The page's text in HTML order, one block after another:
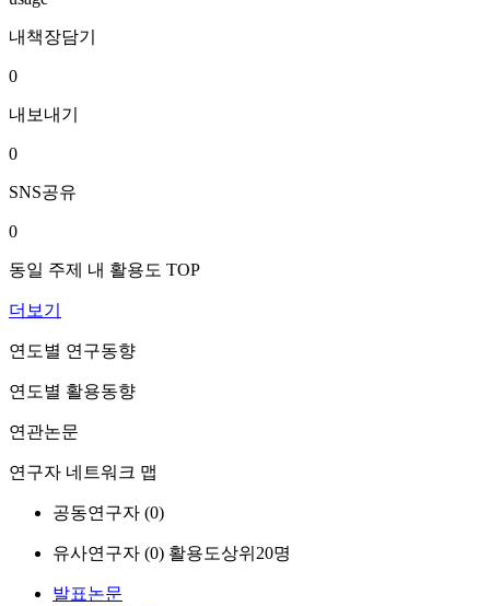
내책장담기
0
내보내기
0
SNS공유
0
동일 주제 내 활용도 TOP
더보기
연도별 연구동향
연도별 활용동향
연관논문
연구자 네트워크 맵
공동연구자 (0)
유사연구자 (0) 활용도상위20명
발표논문